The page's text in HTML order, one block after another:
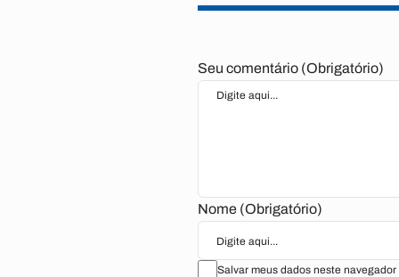
Seu comentário (Obrigatório)
Nome (Obrigatório)
Salvar meus dados neste